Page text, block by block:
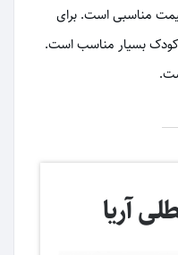
مناسبی است. برای
کودک بسیار مناسب است.
آریا